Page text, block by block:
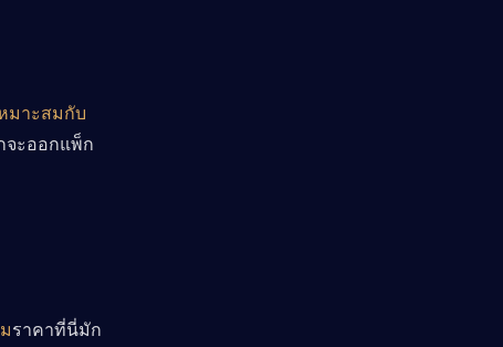
มาะสมกับ
จะออกแพ็ก
ราคาที่นี่มัก